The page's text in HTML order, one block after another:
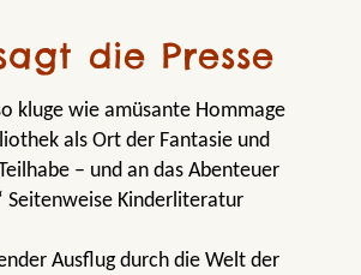
die Presse
kluge wie amüsante Hommage
als Ort der Fantasie und
– und an das Abenteuer
Seitenweise Kinderliteratur
Ausflug durch die Welt der